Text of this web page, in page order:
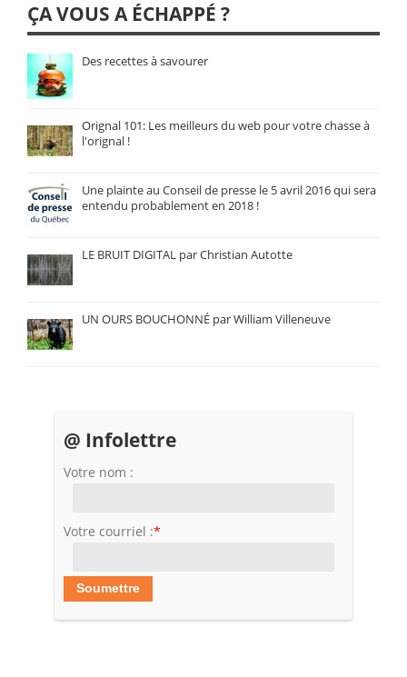
ÇA VOUS A ÉCHAPPÉ ?
Des recettes à savourer
Orignal 101: Les meilleurs du web pour votre chasse à
l'orignal !
Une plainte au Conseil de presse le 5 avril 2016 qui sera
entendu probablement en 2018 !
LE BRUIT DIGITAL par Christian Autotte
UN OURS BOUCHONNÉ par William Villeneuve
@ Infolettre
Votre nom :
Votre courriel :*